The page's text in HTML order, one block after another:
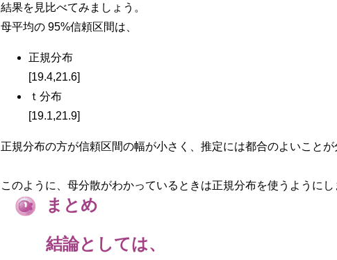
結果を見比べてみましょう。
母平均の 95%信頼区間は、
正規分布
[19.4,21.6]
ｔ分布
[19.1,21.9]
正規分布の方が信頼区間の幅が小さく、推定には都合のよいことが
このように、母分散がわかっているときは正規分布を使うようにし
まとめ
結論としては、